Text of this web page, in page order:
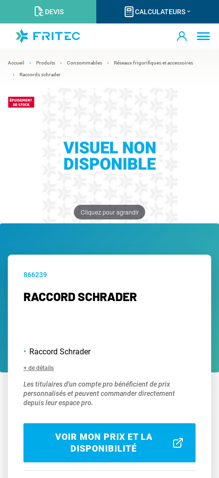
DEVIS CALCULATEURS
Accueil Produits Consommables Réseaux frigorifiques et accessoires
Raccords schrader
Cliquez pour agrandir
866239
RACCORD SCHRADER
Raccord Schrader
+ de détails
Les titulaires d'un compte pro bénéficient de prix
personnalisés et peuvent commander directement
depuis leur espace pro.
VOIR MON PRIX ET LA
DISPONIBILITÉ